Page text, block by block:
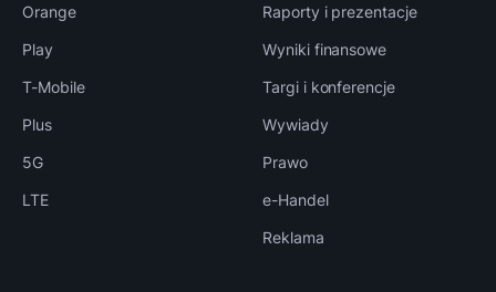
Orange
Play
T-Mobile
Plus
5G
LTE
Raporty i prezentacje
Wyniki finansowe
Targi i konferencje
Wywiady
Prawo
e-Handel
Reklama